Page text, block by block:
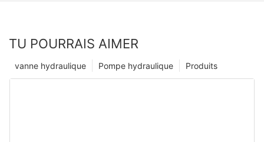
TU POURRAIS AIMER
Produits
Pompe hydraulique
vanne hydraulique